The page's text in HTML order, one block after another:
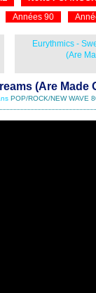
Années 90
Eurythmics -
(Are
(Are Made
POP/ROCK/NEW WAVE